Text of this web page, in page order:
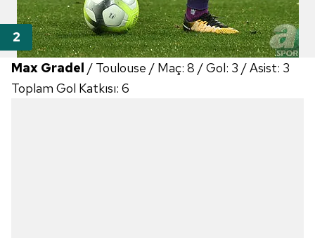
Max Gradel / Toulouse / Maç: 8 / Gol: 3 / Asist: 3
Toplam Gol Katkısı: 6